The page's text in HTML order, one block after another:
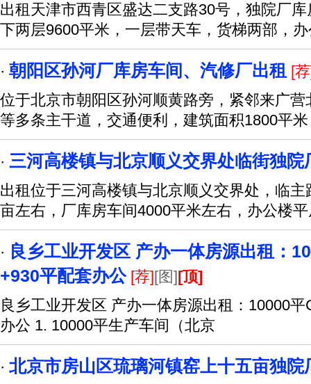
出租天津市西青区盛达二支路30号，独院厂
下两层9600平米，一层带天车，货梯两部，
· 朝阳区孙河厂库房车间、汽修厂出租 [
位于北京市朝阳区孙河顺黄路旁，紧邻来广
等多条主干道，交通便利，建筑面积1800平
· 三河高楼镇与北京顺义交界处临街独院
出租位于三河高楼镇与北京顺义交界处，临
亩左右，厂库房车间4000平米左右，办公楼
· 良乡工业开发区 产办一体房源出租：
+930平配套办公 [荐][图][顶]
良乡工业开发区 产办一体房源出租：10000
办公 1. 10000平生产车间（北京
· 北京市房山区琉璃河镇窑上十五亩独院